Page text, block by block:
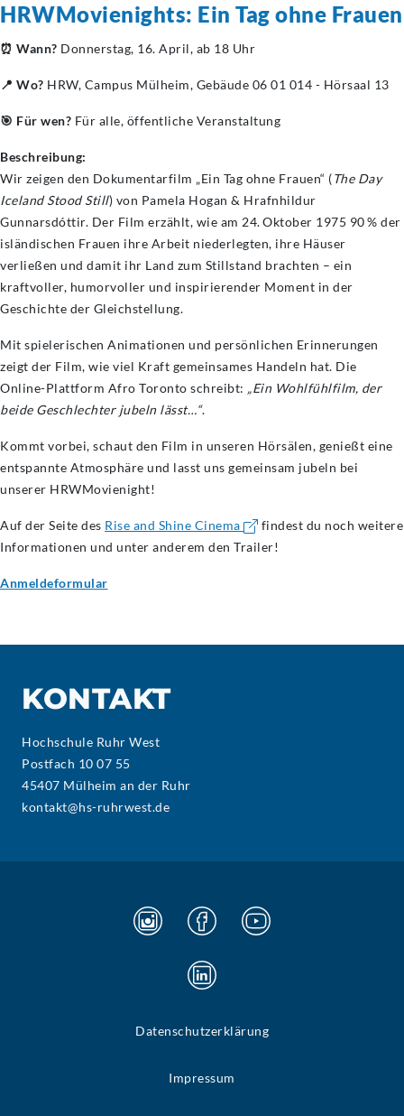
HRWMovienights: Ein Tag ohne Frauen
⏰ Wann? Donnerstag, 16. April, ab 18 Uhr
📍 Wo? HRW, Campus Mülheim, Gebäude 06 01 014 - Hörsaal 13
🎯 Für wen? Für alle, öffentliche Veranstaltung
Beschreibung:
Wir zeigen den Dokumentarfilm „Ein Tag ohne Frauen“ (The Day
Iceland Stood Still) von Pamela Hogan & Hrafnhildur
Gunnarsdóttir. Der Film erzählt, wie am 24. Oktober 1975 90 % der
isländischen Frauen ihre Arbeit niederlegten, ihre Häuser
verließen und damit ihr Land zum Stillstand brachten – ein
kraftvoller, humorvoller und inspirierender Moment in der
Geschichte der Gleichstellung.
Mit spielerischen Animationen und persönlichen Erinnerungen
zeigt der Film, wie viel Kraft gemeinsames Handeln hat. Die
Online-Plattform Afro Toronto schreibt: „Ein Wohlfühlfilm, der
beide Geschlechter jubeln lässt…“.
Kommt vorbei, schaut den Film in unseren Hörsälen, genießt eine
entspannte Atmosphäre und lasst uns gemeinsam jubeln bei
unserer HRWMovienight!
Auf der Seite des Rise and Shine Cinema
findest du noch weitere
Informationen und unter anderem den Trailer!
Anmeldeformular
KONTAKT
Hochschule Ruhr West
Postfach 10 07 55
45407 Mülheim an der Ruhr
kontakt@hs-ruhrwest.de
Datenschutzerklärung
Impressum